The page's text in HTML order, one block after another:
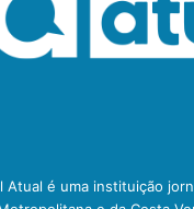
Atual é uma instituição